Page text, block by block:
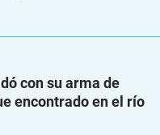
con su arma de
encontrado en el río